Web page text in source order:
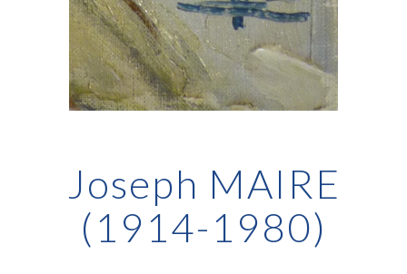
Joseph MAIRE
(1914-1980)